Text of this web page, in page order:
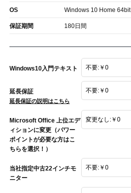
OS Windows 10 Home 64bit
保証期間 180日間
Windows10入門テキスト
延長保証
延長保証の説明はこちら
Microsoft Office 上位エデ
ィションに変更（パワー
ポイントが必要な方はこ
ちらを選択！）
当社指定中古22インチモ
ニター